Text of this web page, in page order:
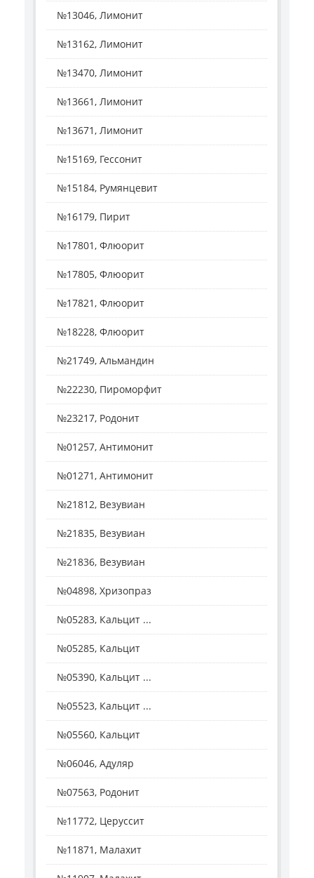
№13046, Лимонит
№13162, Лимонит
№13470, Лимонит
№13661, Лимонит
№13671, Лимонит
№15169, Гессонит
№15184, Румянцевит
№16179, Пирит
№17801, Флюорит
№17805, Флюорит
№17821, Флюорит
№18228, Флюорит
№21749, Альмандин
№22230, Пироморфит
№23217, Родонит
№01257, Антимонит
№01271, Антимонит
№21812, Везувиан
№21835, Везувиан
№21836, Везувиан
№04898, Хризопраз
№05283, Кальцит ...
№05285, Кальцит
№05390, Кальцит ...
№05523, Кальцит ...
№05560, Кальцит
№06046, Адуляр
№07563, Родонит
№11772, Церуссит
№11871, Малахит